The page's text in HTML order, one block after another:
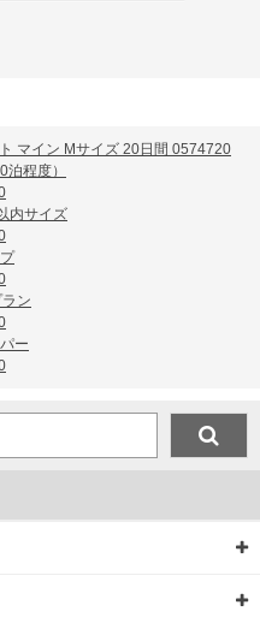
マイン Mサイズ 20日間 0574720
程度）
内サイズ
ン
ー